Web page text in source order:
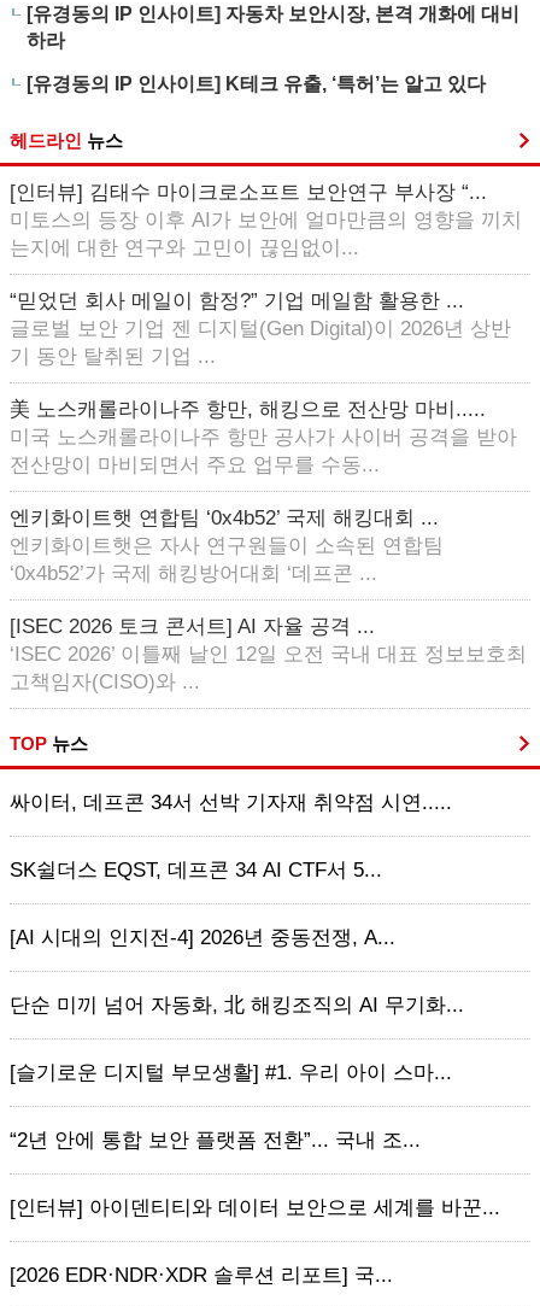
[유경동의 IP 인사이트] 자동차 보안시장, 본격 개화에 대비
하라
[유경동의 IP 인사이트] K테크 유출, ‘특허’는 알고 있다
헤드라인 뉴스
[인터뷰] 김태수 마이크로소프트 보안연구 부사장 “...
미토스의 등장 이후 AI가 보안에 얼마만큼의 영향을 끼치
는지에 대한 연구와 고민이 끊임없이...
“믿었던 회사 메일이 함정?” 기업 메일함 활용한 ...
글로벌 보안 기업 젠 디지털(Gen Digital)이 2026년 상반
기 동안 탈취된 기업 ...
美 노스캐롤라이나주 항만, 해킹으로 전산망 마비.....
미국 노스캐롤라이나주 항만 공사가 사이버 공격을 받아
전산망이 마비되면서 주요 업무를 수동...
엔키화이트햇 연합팀 ‘0x4b52’ 국제 해킹대회 ...
엔키화이트햇은 자사 연구원들이 소속된 연합팀
‘0x4b52’가 국제 해킹방어대회 ‘데프콘 ...
[ISEC 2026 토크 콘서트] AI 자율 공격 ...
‘ISEC 2026’ 이틀째 날인 12일 오전 국내 대표 정보보호최
고책임자(CISO)와 ...
TOP 뉴스
싸이터, 데프콘 34서 선박 기자재 취약점 시연.....
SK쉴더스 EQST, 데프콘 34 AI CTF서 5...
[AI 시대의 인지전-4] 2026년 중동전쟁, A...
단순 미끼 넘어 자동화, 北 해킹조직의 AI 무기화...
[슬기로운 디지털 부모생활] #1. 우리 아이 스마...
“2년 안에 통합 보안 플랫폼 전환”... 국내 조...
[인터뷰] 아이덴티티와 데이터 보안으로 세계를 바꾼...
[2026 EDR·NDR·XDR 솔루션 리포트] 국...